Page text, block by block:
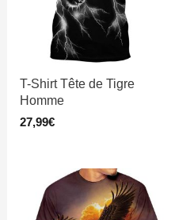
T-Shirt Tête de Tigre
Homme
27,99€